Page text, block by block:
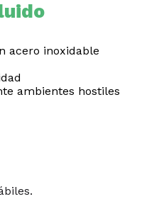
acero inoxidable
ambientes hostiles